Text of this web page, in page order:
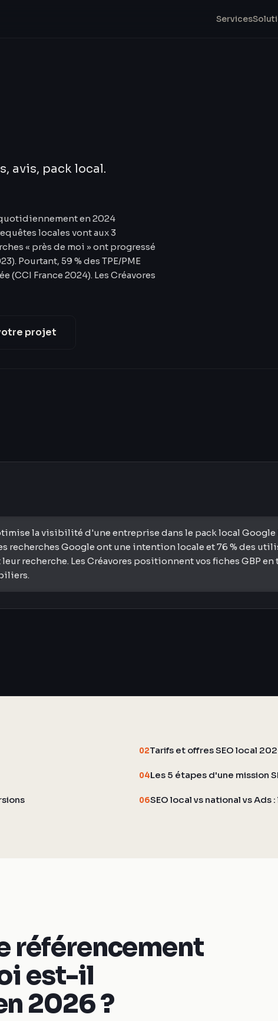
Services
avis, pack local.
en 2024
locales vont aux 3
« près de moi » ont progressé
Pourtant, 59 % des TPE/PME
(CCI France 2024). Les Créavores
projet
la visibilité d'une entreprise dans le pack local Google
recherches Google ont une intention locale et 76 % des
recherche. Les Créavores positionnent vos fiches GBP en
02Tarifs et offres SEO local
04Les 5 étapes d'une mission
06SEO local vs national vs Ads
référencement
est-il
2026 ?